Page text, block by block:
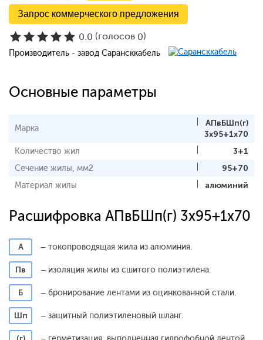
Запрос коммерческого предложения
0.0 (голосов 0)
Производитель - завод Сарансккабель
Основные параметры
Марка
АПвБШп(г)
3x95+1x70
Количество жил
3+1
Сечение жилы, мм2
95+70
Материал жилы
алюминий
Расшифровка АПвБШп(г) 3x95+1x70
А – токопроводящая жила из алюминия.
Пв – изоляция жилы из сшитого полиэтилена.
Б – бронирование лентами из оцинкованной стали.
Шп – защитный полиэтиленовый шланг.